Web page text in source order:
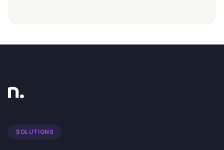
SOLUTIONS